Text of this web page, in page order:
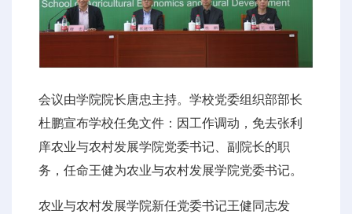
会议由学院院长唐忠主持。学校党委组织部部长
杜鹏宣布学校任免文件：因工作调动，免去张利
庠农业与农村发展学院党委书记、副院长的职
务，任命王健为农业与农村发展学院党委书记。
农业与农村发展学院新任党委书记王健同志发